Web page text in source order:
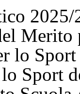
lo
Sport